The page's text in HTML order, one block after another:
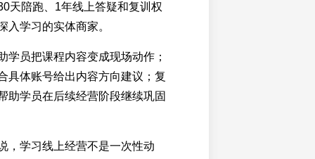
天陪跑、1年线上答疑和复训权
入学习的实体商家。
学员把课程内容变成现场动作；
具体账号给出内容方向建议；复
助学员在后续经营阶段继续巩固
，学习线上经营不是一次性动